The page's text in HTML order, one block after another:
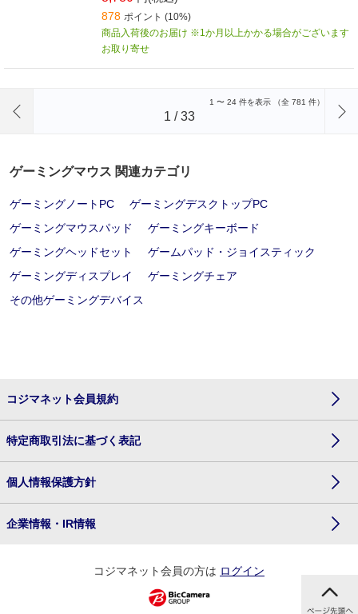
878 ポイント (10%)
商品入荷後のお届け ※1か月以上かかる場合がございます
お取り寄せ
1 〜 24 件を表示 （全 781 件）
1 /33
ゲーミングマウス 関連カテゴリ
ゲーミングノートPC
ゲーミングデスクトップPC
ゲーミングマウスパッド
ゲーミングキーボード
ゲーミングヘッドセット
ゲームパッド・ジョイスティック
ゲーミングディスプレイ
ゲーミングチェア
その他ゲーミングデバイス
コジマネット会員規約
特定商取引法に基づく表記
個人情報保護方針
企業情報・IR情報
コジマネット会員の方は ログイン